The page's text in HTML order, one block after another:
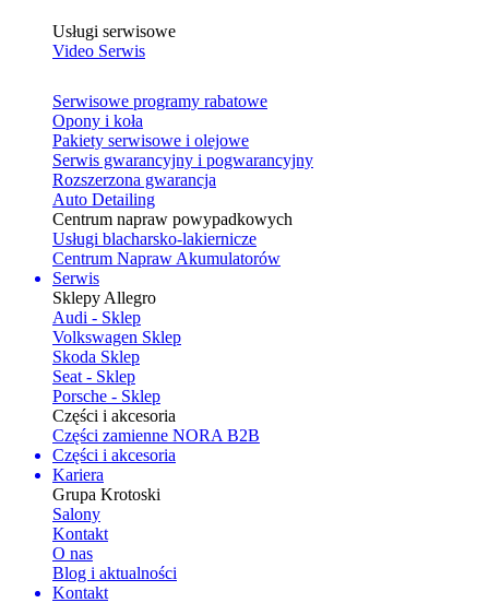
Usługi serwisowe
Video Serwis
Serwisowe programy rabatowe
Opony i koła
Pakiety serwisowe i olejowe
Serwis gwarancyjny i pogwarancyjny
Rozszerzona gwarancja
Auto Detailing
Centrum napraw powypadkowych
Usługi blacharsko-lakiernicze
Centrum Napraw Akumulatorów
Serwis
Sklepy Allegro
Audi - Sklep
Volkswagen Sklep
Skoda Sklep
Seat - Sklep
Porsche - Sklep
Części i akcesoria
Części zamienne NORA B2B
Części i akcesoria
Kariera
Grupa Krotoski
Salony
Kontakt
O nas
Blog i aktualności
Kontakt